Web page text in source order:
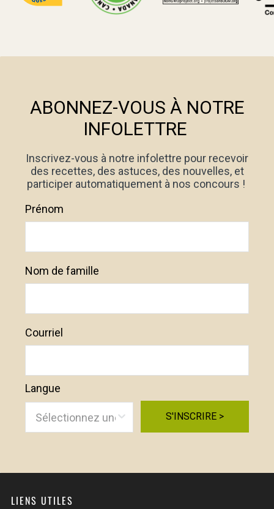
ABONNEZ-VOUS À NOTRE
INFOLETTRE
Inscrivez-vous à notre infolettre pour recevoir
des recettes, des astuces, des nouvelles, et
participer automatiquement à nos concours !
Prénom
Nom de famille
Courriel
Langue
S'INSCRIRE­­­ >
LIENS UTILES